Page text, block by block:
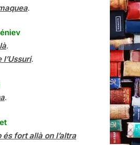
.
.
l’Ussuri.
.
és fort allà on l’altra